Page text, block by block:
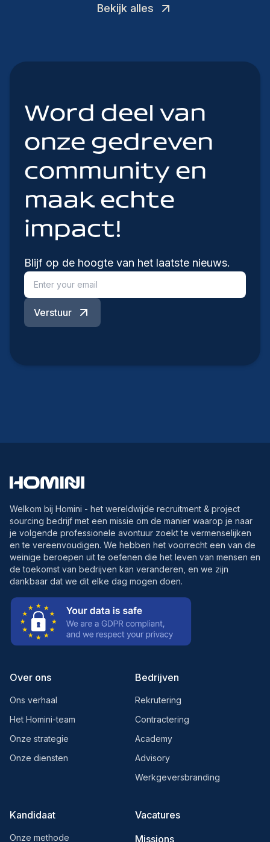
Bekijk alles
Word deel van
onze gedreven
community en
maak echte
impact!
Blijf op de hoogte van het laatste nieuws.
Verstuur
Welkom bij Homini - het wereldwijde recruitment & project
sourcing bedrijf met een missie om de manier waarop je naar
je volgende professionele avontuur zoekt te vermenselijken
en te vereenvoudigen. We hebben het voorrecht een van de
weinige beroepen uit te oefenen die het leven van mensen en
de toekomst van bedrijven kan veranderen, en we zijn
dankbaar dat we dit elke dag mogen doen.
Over ons
Ons verhaal
Het Homini-team
Onze strategie
Onze diensten
Bedrijven
Rekrutering
Contractering
Academy
Advisory
Werkgeversbranding
Kandidaat
Onze methode
Vacatures
Missions